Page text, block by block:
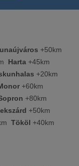
+50km
Harta +45km
+20km
+60km
+80km
+50km
Tököl +40km